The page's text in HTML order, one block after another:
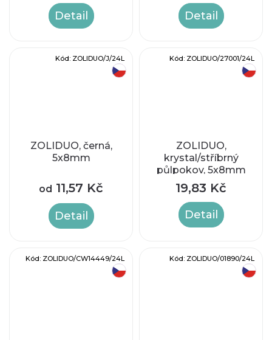
Detail Detail
ZOLIDUO, černá,
5x8mm
od 11,57 Kč
Detail
Kód: ZOLIDUO/J/24L
ZOLIDUO,
krystal/stříbrný
půlpokov, 5x8mm
19,83 Kč
Detail
Kód: ZOLIDUO/27001/24L
Kód: ZOLIDUO/CW14449/24L Kód: ZOLIDUO/01890/24L